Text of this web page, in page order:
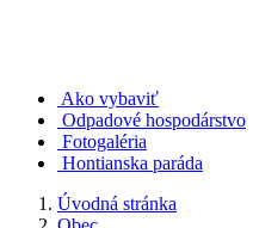
Ako vybaviť
Odpadové hospodárstvo
Fotogaléria
Hontianska paráda
Úvodná stránka